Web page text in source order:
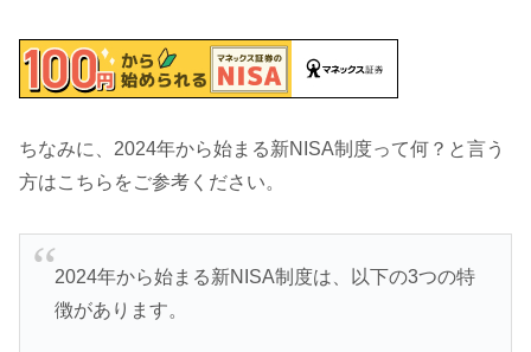
ちなみに、2024年から始まる新NISA制度って何？と言う
方はこちらをご参考ください。
2024年から始まる新NISA制度は、以下の3つの特
徴があります。